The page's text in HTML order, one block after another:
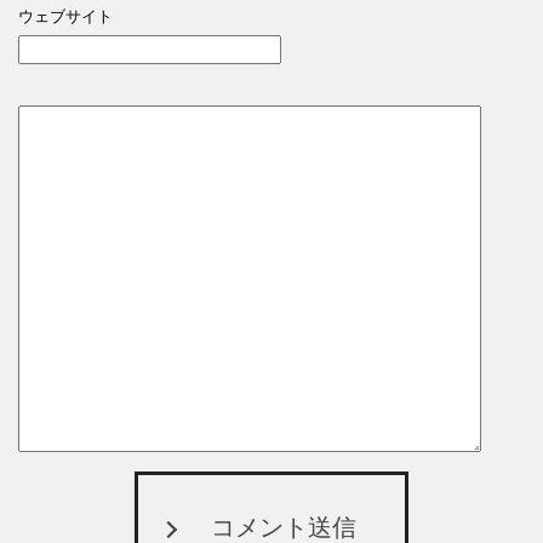
ウェブサイト
コメント送信